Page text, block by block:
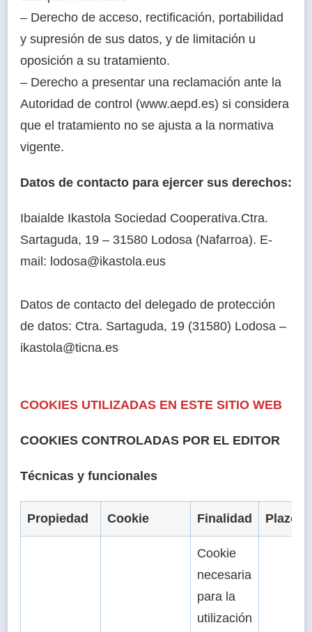
– Derecho de acceso, rectificación, portabilidad
y supresión de sus datos, y de limitación u
oposición a su tratamiento.
– Derecho a presentar una reclamación ante la
Autoridad de control (www.aepd.es) si considera
que el tratamiento no se ajusta a la normativa
vigente.
Datos de contacto para ejercer sus derechos:
Ibaialde Ikastola Sociedad Cooperativa.Ctra.
Sartaguda, 19 – 31580 Lodosa (Nafarroa). E-
mail: lodosa@ikastola.eus
Datos de contacto del delegado de protección
de datos: Ctra. Sartaguda, 19 (31580) Lodosa –
ikastola@ticna.es
COOKIES UTILIZADAS EN ESTE SITIO WEB
COOKIES CONTROLADAS POR EL EDITOR
Técnicas y funcionales
Propiedad Cookie Finalidad Plazo
Cookie
necesaria
para la
utilización